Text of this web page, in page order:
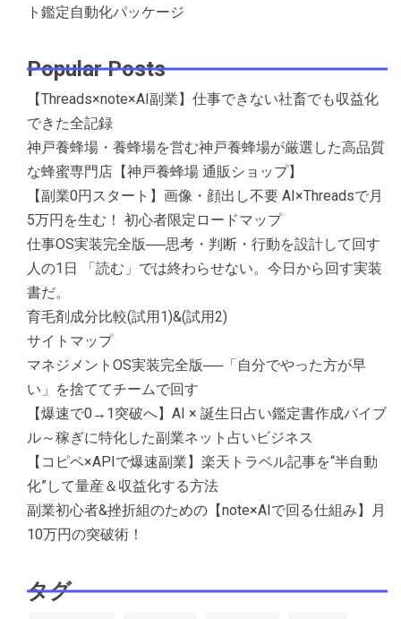
ト鑑定自動化パッケージ
Popular Posts
【Threads×note×AI副業】仕事できない社畜でも収益化
できた全記録
神戸養蜂場・養蜂場を営む神戸養蜂場が厳選した高品質
な蜂蜜専門店【神戸養蜂場 通販ショップ】
【副業0円スタート】画像・顔出し不要 AI×Threadsで月
5万円を生む！ 初心者限定ロードマップ
仕事OS実装完全版──思考・判断・行動を設計して回す
人の1日 「読む」では終わらせない。今日から回す実装
書だ。
育毛剤成分比較(試用1)&(試用2)
サイトマップ
マネジメントOS実装完全版──「自分でやった方が早
い」を捨ててチームで回す
【爆速で0→1突破へ】AI × 誕生日占い鑑定書作成バイブ
ル～稼ぎに特化した副業ネット占いビジネス
【コピペ×APIで爆速副業】楽天トラベル記事を“半自動
化”して量産＆収益化する方法
副業初心者&挫折組のための【note×AIで回る仕組み】月
10万円の突破術！
タグ